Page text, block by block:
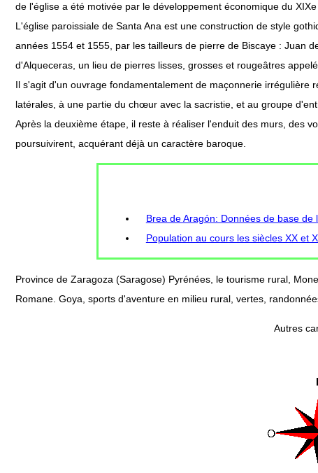
de l'église a été motivée par le développement économique du
L'église paroissiale de Santa Ana est une construction de style
années 1554 et 1555, par les tailleurs de pierre de Biscaye : Juan
d'Alqueceras, un lieu de pierres lisses, grosses et rougeâtres
Il s'agit d'un ouvrage fondamentalement de maçonnerie
latérales, à une partie du chœur avec la sacristie, et au groupe
Après la deuxième étape, il reste à réaliser l'enduit des murs, des
poursuivirent, acquérant déjà un caractère baroque.
Brea de Aragón: Données de base de
Population au cours les siècles XX et
Province de Zaragoza (Saragose) Pyrénées, le tourisme rural,
Romane. Goya, sports d'aventure en milieu rural, vertes,
Autres